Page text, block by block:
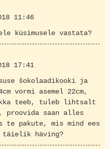
11:46
küsimusele vastata?
17:41
šokolaadikooki ja
vormi asemel 22cm,
teeb, tuleb lihtsalt
proovida saan alles
pakute, mis mind ees
täielik häving?